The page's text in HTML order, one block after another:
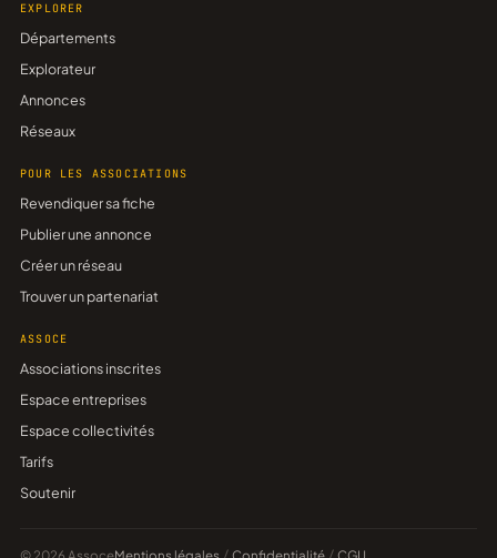
EXPLORER
Départements
Explorateur
Annonces
Réseaux
POUR LES ASSOCIATIONS
Revendiquer sa fiche
Publier une annonce
Créer un réseau
Trouver un partenariat
ASSOCE
Associations inscrites
Espace entreprises
Espace collectivités
Tarifs
Soutenir